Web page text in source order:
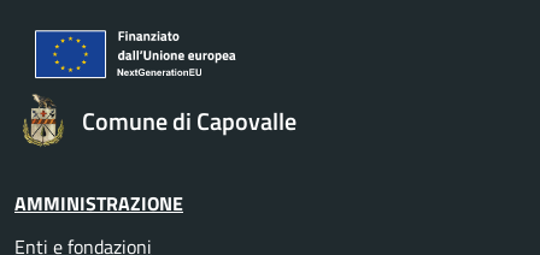
Comune di Capovalle
AMMINISTRAZIONE
Enti e fondazioni